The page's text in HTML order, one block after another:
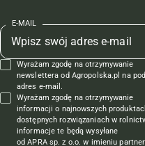
E-MAIL
Wyrażam zgodę na otrzymywanie
newslettera od Agropolska.pl na
adres e-mail.
Wyrażam zgodę na otrzymywanie
informacji o najnowszych
dostępnych rozwiązaniach w
informacje te będą wysyłane
od APRA sp. z o.o. w imieniu